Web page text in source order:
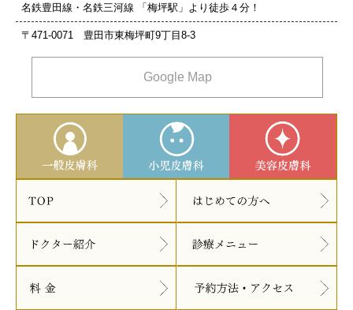
名鉄豊田線・名鉄三河線 「梅坪駅」より徒歩４分！
〒471-0071 豊田市東梅坪町9丁目8‐3
Google Map